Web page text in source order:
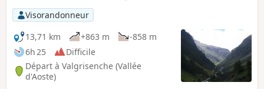
Visorandonneur
13,71 km
+863 m
-858 m
6h 25
Difficile
Départ à Valgrisenche (Vallée
d'Aoste)